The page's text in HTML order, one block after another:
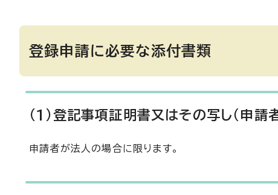
登録申請に必要な添付書類
(1)登記事項証明書又はその写し（申請
申請者が法人の場合に限ります。